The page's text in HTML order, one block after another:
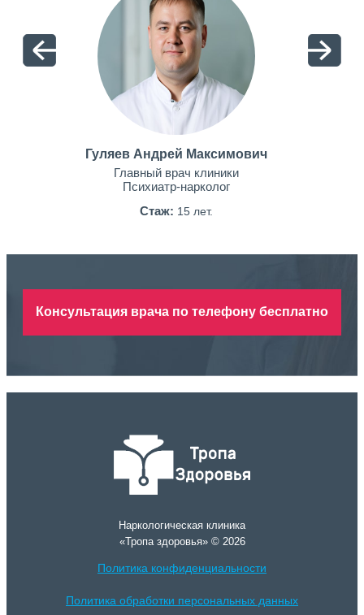
Гуляев Андрей Максимович
Главный врач клиники
Психиатр-нарколог
Стаж: 15 лет.
Консультация врача по телефону бесплатно
Наркологическая клиника
«Тропа здоровья» © 2026
Политика конфиденциальности
Политика обработки персональных данных